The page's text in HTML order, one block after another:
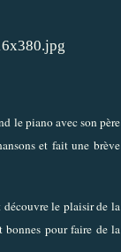
le piano avec son père
et fait une brève
le plaisir de la
bonnes pour faire de la